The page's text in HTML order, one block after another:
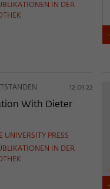
IN DER
12.01.22
With Dieter
UNIVERSITY PRESS
IN DER